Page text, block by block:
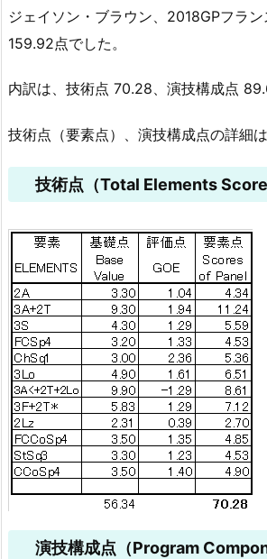
ジェイソン・ブラウン、2018GPフラン
159.92点でした。
内訳は、技術点 70.28、演技構成点
技術点（要素点）、演技構成点の詳細は
技術点（Total Elements Score
演技構成点（Program